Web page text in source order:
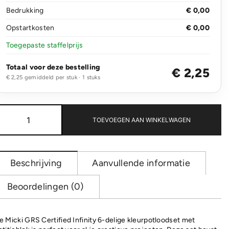
Bedrukking
€ 0,00
Opstartkosten
€ 0,00
Toegepaste staffelprijs
Totaal voor deze bestelling
€ 2,25 gemiddeld per stuk · 1 stuks € 2,25
GRS
infinity
kleurpotloodset
met
boekje
aantal
TOEVOEGEN AAN WINKELWAGEN
Beschrijving Aanvullende informatie
Beoordelingen (0)
Micki GRS Certified Infinity 6-delige kleurpotloodset met